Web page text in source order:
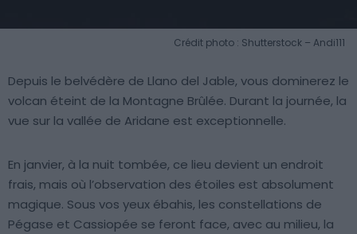
Crédit photo : Shutterstock – Andi111
Depuis le belvédère de Llano del Jable, vous dominerez le
volcan éteint de la Montagne Brûlée. Durant la journée, la
vue sur la vallée de Aridane est exceptionnelle.
En janvier, à la nuit tombée, ce lieu devient un endroit
frais, mais où l’observation des étoiles est absolument
magique. Sous vos yeux ébahis, les constellations de
Pégase et Cassiopée se feront face, avec au milieu, la